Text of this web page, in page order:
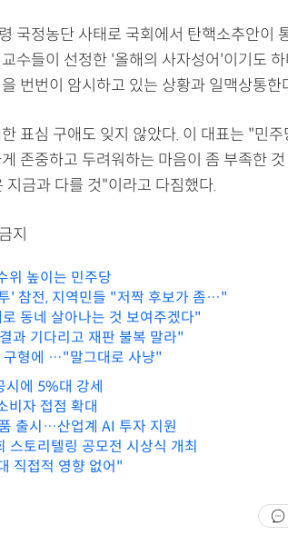
국정농단 사태로 국회에서 탄핵소추안이
수들이 선정한 '올해의 사자성어'이기도 하
번번이 암시하고 있는 상황과 일맥상통한
표심 구애도 잊지 않았다. 이 대표는 "민주
존중하고 두려워하는 마음이 좀 부족한
금과 다를 것"이라고 다짐했다.
지
위 높이는 민주당
' 참전, 지역민들 "저짝 후보가 좀…"
동네 살아나는 것 보여주겠다"
과 기다리고 재판 불복 말라"
구형에 …"말그대로 사냥"
에 5%대 강세
비자 접점 확대
출시…산업계 AI 투자 지원
스토리텔링 공모전 시상식 개최
직접적 영향 없어"